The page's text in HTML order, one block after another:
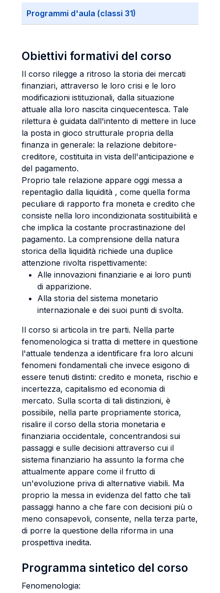
Programmi d'aula (classi 31)
Obiettivi formativi del corso
Il corso rilegge a ritroso la storia dei mercati
finanziari, attraverso le loro crisi e le loro
modificazioni istituzionali, dalla situazione
attuale alla loro nascita cinquecentesca. Tale
rilettura è guidata dall'intento di mettere in luce
la posta in gioco strutturale propria della
finanza in generale: la relazione debitore-
creditore, costituita in vista dell'anticipazione e
del pagamento.
Proprio tale relazione appare oggi messa a
repentaglio dalla liquidità , come quella forma
peculiare di rapporto fra moneta e credito che
consiste nella loro incondizionata sostituibilità e
che implica la costante procrastinazione del
pagamento. La comprensione della natura
storica della liquidità richiede una duplice
attenzione rivolta rispettivamente:
Alle innovazioni finanziarie e ai loro punti
di apparizione.
Alla storia del sistema monetario
internazionale e dei suoi punti di svolta.
Il corso si articola in tre parti. Nella parte
fenomenologica si tratta di mettere in questione
l'attuale tendenza a identificare fra loro alcuni
fenomeni fondamentali che invece esigono di
essere tenuti distinti: credito e moneta, rischio e
incertezza, capitalismo ed economia di
mercato. Sulla scorta di tali distinzioni, è
possibile, nella parte propriamente storica,
risalire il corso della storia monetaria e
finanziaria occidentale, concentrandosi sui
passaggi e sulle decisioni attraverso cui il
sistema finanziario ha assunto la forma che
attualmente appare come il frutto di
un'evoluzione priva di alternative viabili. Ma
proprio la messa in evidenza del fatto che tali
passaggi hanno a che fare con decisioni più o
meno consapevoli, consente, nella terza parte,
di porre la questione della riforma in una
prospettiva inedita.
Programma sintetico del corso
Fenomenologia: